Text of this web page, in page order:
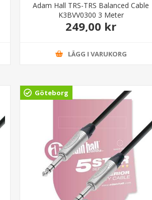
Adam Hall TRS-TRS Balanced Cable
K3BVV0300 3 Meter
249,00 kr
LÄGG I VARUKORG
Göteborg